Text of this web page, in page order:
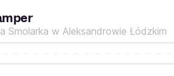
Smolarka w Aleksandrowie Łódzkim